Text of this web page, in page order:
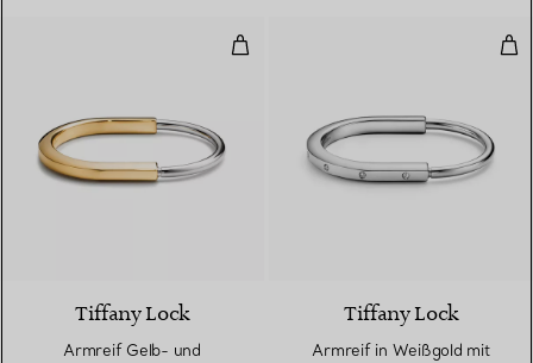
Armreif Gelb- und Weißgold
Tiffany Lock
Armreif Gelb- und
Tiffany Lock
Armreif in Weißgold mit